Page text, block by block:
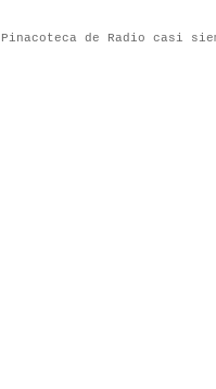
Pinacoteca de Radio casi